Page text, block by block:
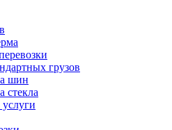
грузов
шин
стекла